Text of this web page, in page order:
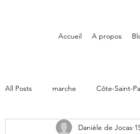
Accueil A propos
All Posts marche Côte-Saint-
Journée internationale des aînés
Danièle de Jocas